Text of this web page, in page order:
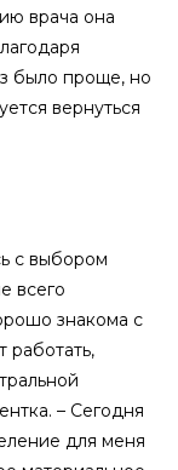
врача она
было проще, но
вернуться
с выбором
всего
знакома с
работать,
– Сегодня
для меня